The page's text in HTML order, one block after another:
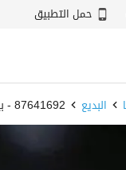
حمل التطبيق
البديع 87641692 - بيوت